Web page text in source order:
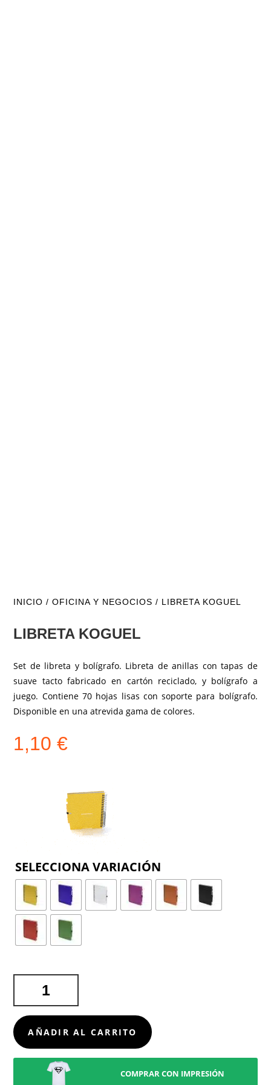
INICIO /OFICINA Y NEGOCIOS / LIBRETA KOGUEL
LIBRETA KOGUEL
Set de libreta y bolígrafo. Libreta de anillas con tapas de
suave tacto fabricado en cartón reciclado, y bolígrafo a
juego. Contiene 70 hojas lisas con soporte para bolígrafo.
Disponible en una atrevida gama de colores.
1,10€
KOGUEL
CANTIDAD
AÑADIR AL CARRITO
COMPRAR CON IMPRESIÓN